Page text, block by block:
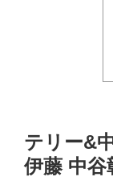
テリー&
伊藤 中谷